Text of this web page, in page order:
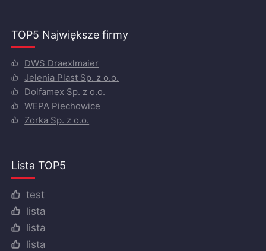
TOP5 Największe firmy
DWS Draexlmaier
Jelenia Plast Sp. z o.o.
Dolfamex Sp. z o.o.
WEPA Piechowice
Zorka Sp. z o.o.
Lista TOP5
test
lista
lista
lista